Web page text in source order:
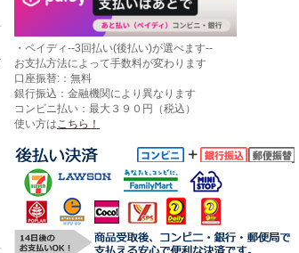
・ペイディ--3回払い(後払い)が選べます--
お支払方法によって手数料が変わります
口座振替:：無料
銀行振込：金融機関により異なります
コンビニ払い：最大３９０円（税込）
使い方は こちら！